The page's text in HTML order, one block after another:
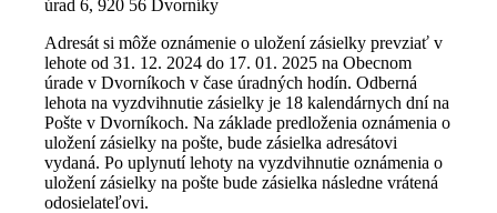
úrad 6, 920 56 Dvorníky
Adresát si môže oznámenie o uložení zásielky prevziať v
lehote od 31. 12. 2024 do 17. 01. 2025 na Obecnom
úrade v Dvorníkoch v čase úradných hodín. Odberná
lehota na vyzdvihnutie zásielky je 18 kalendárnych dní na
Pošte v Dvorníkoch. Na základe predloženia oznámenia o
uložení zásielky na pošte, bude zásielka adresátovi
vydaná. Po uplynutí lehoty na vyzdvihnutie oznámenia o
uložení zásielky na pošte bude zásielka následne vrátená
odosielateľovi.